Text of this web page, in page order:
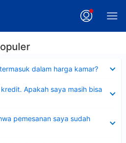
dalam harga kamar?
Apakah saya masih bisa
pemesanan saya sudah